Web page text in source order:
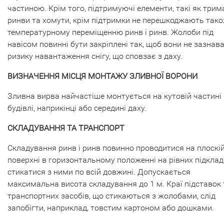
частиною. Крім того, підтримуючі елементи, такі як
ринви та хомути, крім підтримки не перешкоджають
температурному переміщенню ринв і ринв. Жолоби під
навісом повинні бути закріплені так, щоб вони не
ризику навантаження снігу, що сповзає з даху.
ВИЗНАЧЕННЯ МІСЦЯ МОНТАЖУ ЗЛИВНОЇ ВОРОНИ
Зливна вирва найчастіше монтується на кутовій частині
будівлі, наприкінці або середині даху.
СКЛАДУВАННЯ ТА ТРАНСПОРТ
Складування ринв і ринв повинно проводитися на
поверхні в горизонтальному положенні на рівних
стикатися з ними по всій довжині. Допускається
максимальна висота складування до 1 м. Краї підставок
транспортних засобів, що стикаються з жолобами, слід
запобігти, наприклад, товстим картоном або дошками.